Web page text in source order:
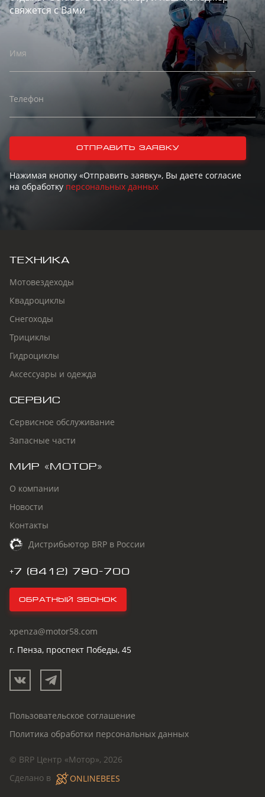
карбидная вставка
Квадратного сечения
(3/8) — 102 мм
Бамперы (перед./
зад.) Усиленные /
Отсутствуют
свяжется с Вами
Имя
Телефон
отправить заявку
Нажимая кнопку «Отправить заявку», Вы даете согласие
на обработку персональных данных
ТЕХНИКА
Мотовездеходы
Квадроциклы
Снегоходы
Трициклы
Гидроциклы
Аксессуары и одежда
СЕРВИС
Сервисное обслуживание
Запасные части
МИР «МОТОР»
О компании
Новости
Контакты
Дистрибьютор BRP в России
+7 (8412) 790-700
Обратный звонок
xpenza@motor58.com
г. Пенза, проспект Победы, 45
Пользовательское соглашение
Политика обработки персональных данных
© BRP Центр «Мотор», 2026
Сделано в
ONLINEBEES